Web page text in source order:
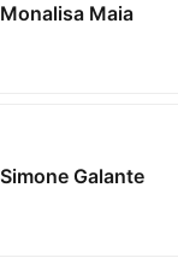
Monalisa Maia
Simone Galante